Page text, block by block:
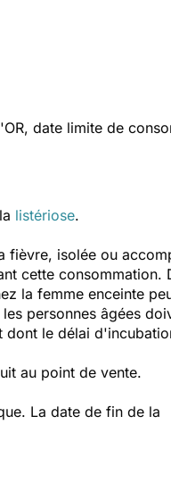
date limite de
listériose.
fièvre, isolée ou
cette consommation.
la femme enceinte
personnes âgées
dont le délai
au point de vente.
La date de fin de la